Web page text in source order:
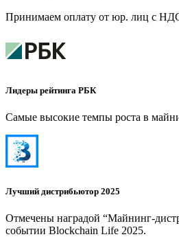
Принимаем оплату от юр. лиц с
Лидеры рейтинга РБК
Самые высокие темпы роста в
Лучший дистрибьютор 2025
Отмечены наградой “Майнинг-
событии Blockchain Life 2025.